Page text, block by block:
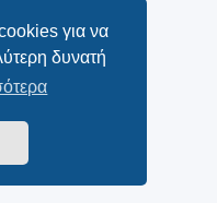
για να
δυνατή